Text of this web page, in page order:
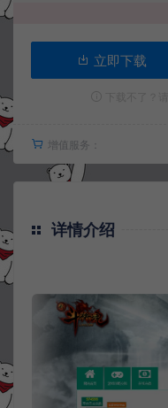
立即下载
增值服务：
详情介绍